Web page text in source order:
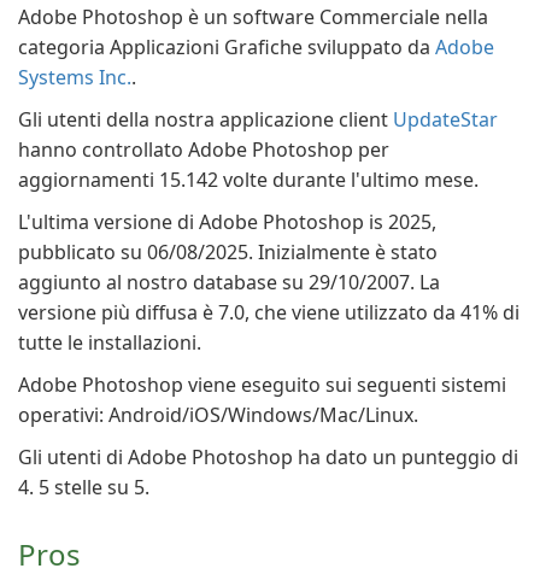
Adobe Photoshop è un software Commerciale nella
categoria Applicazioni Grafiche sviluppato da Adobe
Systems Inc..
Gli utenti della nostra applicazione client UpdateStar
hanno controllato Adobe Photoshop per
aggiornamenti 15.142 volte durante l'ultimo mese.
L'ultima versione di Adobe Photoshop is 2025,
pubblicato su 06/08/2025. Inizialmente è stato
aggiunto al nostro database su 29/10/2007. La
versione più diffusa è 7.0, che viene utilizzato da 41% di
tutte le installazioni.
Adobe Photoshop viene eseguito sui seguenti sistemi
operativi: Android/iOS/Windows/Mac/Linux.
Gli utenti di Adobe Photoshop ha dato un punteggio di
4. 5 stelle su 5.
Pros